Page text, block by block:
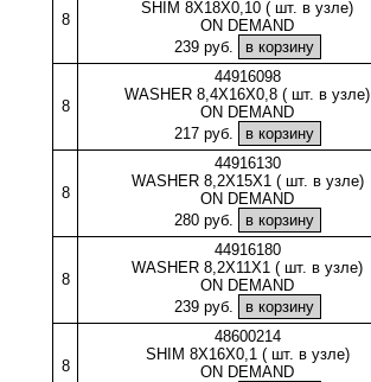
8
SHIM 8X18X0,10 ( шт. в узле)
ON DEMAND
239 руб.
8
44916098
WASHER 8,4X16X0,8 ( шт. в узле)
ON DEMAND
217 руб.
8
44916130
WASHER 8,2X15X1 ( шт. в узле)
ON DEMAND
280 руб.
8
44916180
WASHER 8,2X11X1 ( шт. в узле)
ON DEMAND
239 руб.
8
48600214
SHIM 8X16X0,1 ( шт. в узле)
ON DEMAND